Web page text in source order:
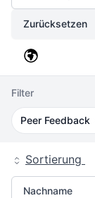
Zurücksetzen
Filter
Peer Feedback
Sortierung
Nachname